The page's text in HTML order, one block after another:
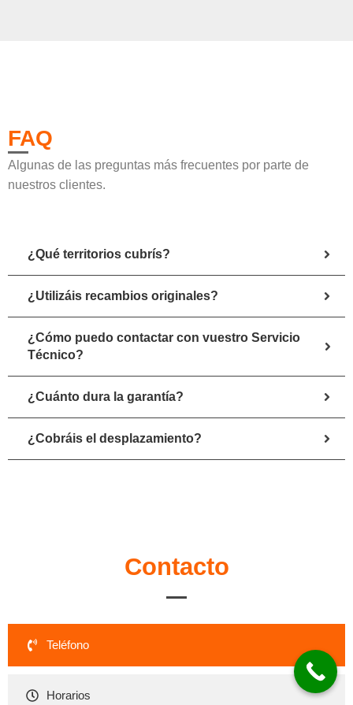
FAQ
Algunas de las preguntas más frecuentes por parte de
nuestros clientes.
¿Qué territorios cubrís?
¿Utilizáis recambios originales?
¿Cómo puedo contactar con vuestro Servicio
Técnico?
¿Cuánto dura la garantía?
¿Cobráis el desplazamiento?
Contacto
Teléfono
Horarios